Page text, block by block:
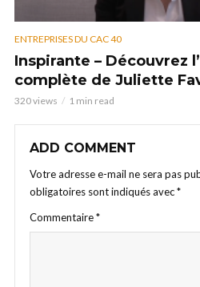
ENTREPRISES DU CAC 40
Inspirante – Découvrez
complète de Juliette
320 views 1 min read
ADD COMMENT
Votre adresse e-mail ne sera pas
obligatoires sont indiqués avec*
Commentaire*